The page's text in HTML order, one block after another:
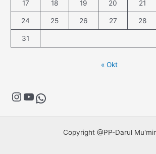
17 18 19 20 21
24 25 26 27 28
31
« Okt
Copyright @PP-Darul